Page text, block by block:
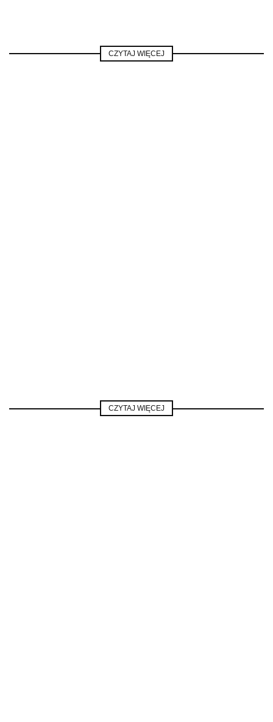
CZYTAJ WIĘCEJ
CZYTAJ WIĘCEJ